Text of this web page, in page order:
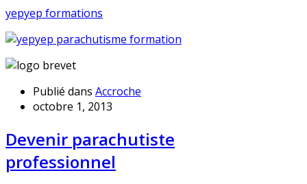
yepyep formations
Publié dans Accroche
octobre 1, 2013
Devenir parachutiste
professionnel